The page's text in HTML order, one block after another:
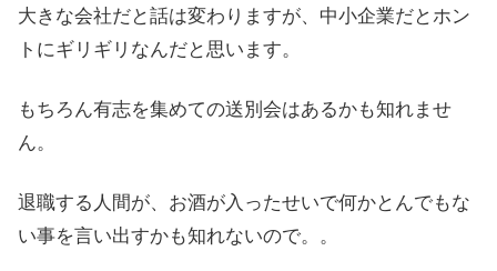
大きな会社だと話は変わりますが、中小企業だとホン
トにギリギリなんだと思います。
もちろん有志を集めての送別会はあるかも知れませ
ん。
退職する人間が、お酒が入ったせいで何かとんでもな
い事を言い出すかも知れないので。。